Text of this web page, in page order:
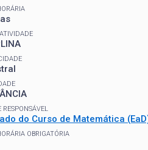
do Curso de Matemática
OBRIGATÓRIA